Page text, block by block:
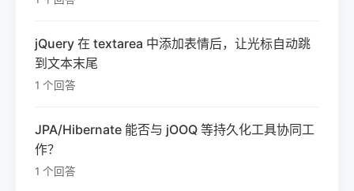
jQuery 在 textarea 中添加表情后，让光标自动跳
到文本末尾
1 个回答
JPA/Hibernate 能否与 jOOQ 等持久化工具协同工
作？
1 个回答